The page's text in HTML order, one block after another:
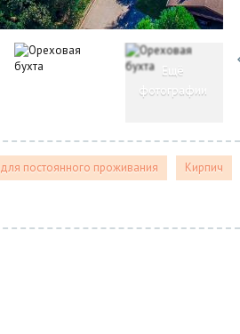
для постоянного проживания Кирпич